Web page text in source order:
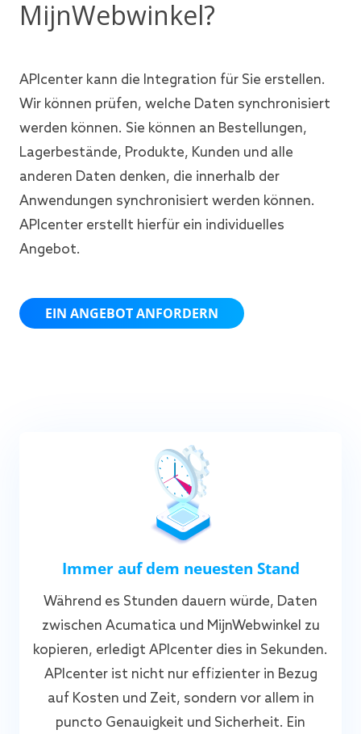
MijnWebwinkel?
APIcenter kann die Integration für Sie erstellen.
Wir können prüfen, welche Daten synchronisiert
werden können. Sie können an Bestellungen,
Lagerbestände, Produkte, Kunden und alle
anderen Daten denken, die innerhalb der
Anwendungen synchronisiert werden können.
APIcenter erstellt hierfür ein individuelles
Angebot.
EIN ANGEBOT ANFORDERN
Immer auf dem neuesten Stand
Während es Stunden dauern würde, Daten
zwischen Acumatica und MijnWebwinkel zu
kopieren, erledigt APIcenter dies in Sekunden.
APIcenter ist nicht nur effizienter in Bezug
auf Kosten und Zeit, sondern vor allem in
puncto Genauigkeit und Sicherheit. Ein